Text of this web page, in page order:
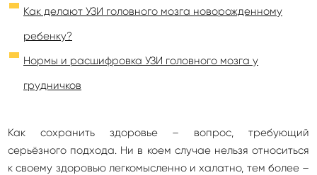
Как делают УЗИ головного мозга новорожденному
ребенку?
Нормы и расшифровка УЗИ головного мозга у
грудничков
Как сохранить здоровье – вопрос, требующий
серьёзного подхода. Ни в коем случае нельзя относиться
к своему здоровью легкомысленно и халатно, тем более –